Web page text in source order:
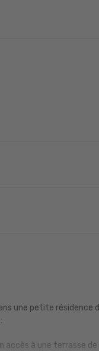
une petite résidence
accès à une terrasse